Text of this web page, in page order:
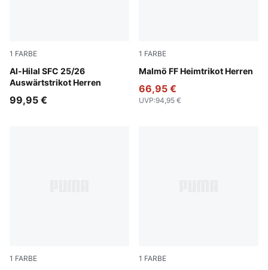
1 FARBE
Al-Hilal SFC 25/26
Auswärtstrikot Herren
PUMA White-Blue Intense
99,95 €
1 FARBE
Malmö FF Heimtrikot Herren
Team Light Blue-PUMA
66,95 €
UVP:94,95 €
1 FARBE 1 FARBE